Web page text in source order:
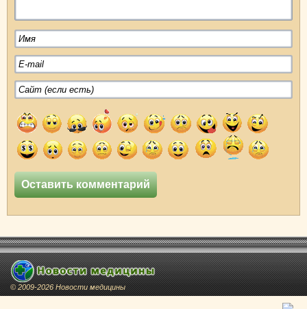
© 2009-2026 Новости медицины